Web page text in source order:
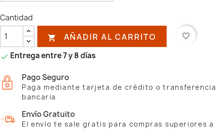
Cantidad
 AÑADIR AL CARRITO favorite_border
 Entrega entre 7 y 8 días
Pago Seguro
Paga mediante tarjeta de crédito o transferencia
bancaria
Envío Gratuito
El envío te sale gratis para compras superiores a